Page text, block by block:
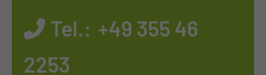
Tel.: +49 355 46
2253